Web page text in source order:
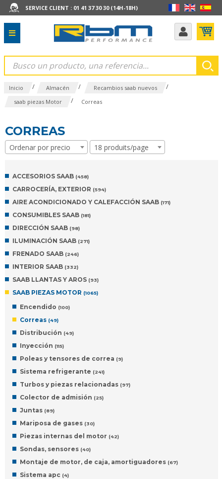
SERVICE CLIENT : 01 41 37 30 30 (14H-18H)
Inicio / Almacén / Recambios saab nuevos /
saab piezas Motor / Correas
CORREAS
Ordenar por precio 18 produits/page
ACCESORIOS SAAB (458)
CARROCERÍA, EXTERIOR (594)
AIRE ACONDICIONADO Y CALEFACCIÓN SAAB (171)
CONSUMIBLES SAAB (181)
DIRECCIÓN SAAB (98)
ILUMINACIÓN SAAB (271)
FRENADO SAAB (246)
INTERIOR SAAB (332)
SAAB LLANTAS Y AROS (93)
SAAB PIEZAS MOTOR (1065)
Encendido (100)
Correas (49)
Distribución (49)
Inyección (115)
Poleas y tensores de correa (9)
Sistema refrigerante (241)
Turbos y piezas relacionadas (97)
Colector de admisión (25)
Juntas (89)
Mariposa de gases (30)
Piezas internas del motor (42)
Sondas, sensores (40)
Montaje de motor, de caja, amortiguadores (67)
Sistema apc (4)